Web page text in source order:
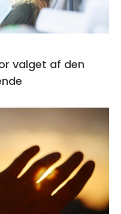
valget af den